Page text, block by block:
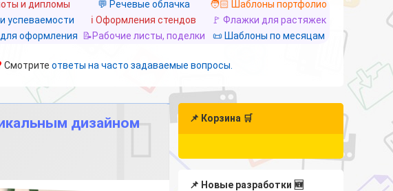
и дипломы 💬 Речевые облачка
🧑🏻 Шаблоны портфолио
успеваемости ℹ️ Оформления стендов
🚩 Флажки для растяжек
оформления 📝Рабочие листы, поделки 📜 Шаблоны по месяцам
Смотрите ответы на часто задаваемые вопросы.
дизайном 📌 Корзина 🛒
📌 Новые разработки 🆕